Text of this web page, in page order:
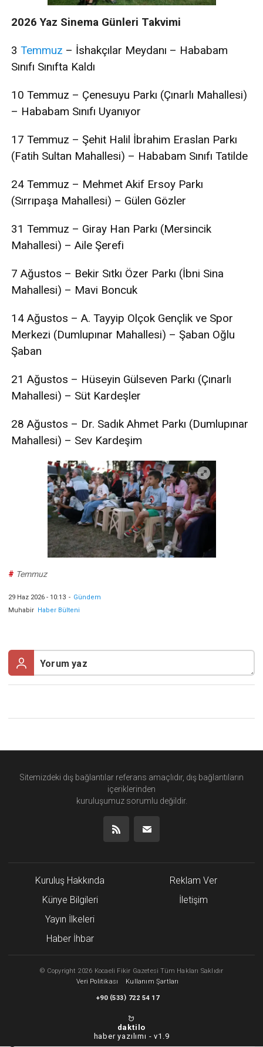
2026 Yaz Sinema Günleri Takvimi
3 Temmuz – İshakçılar Meydanı – Hababam
Sınıfı Sınıfta Kaldı
10 Temmuz – Çenesuyu Parkı (Çınarlı Mahallesi)
– Hababam Sınıfı Uyanıyor
17 Temmuz – Şehit Halil İbrahim Eraslan Parkı
(Fatih Sultan Mahallesi) – Hababam Sınıfı Tatilde
24 Temmuz – Mehmet Akif Ersoy Parkı
(Sırrıpaşa Mahallesi) – Gülen Gözler
31 Temmuz – Giray Han Parkı (Mersincik
Mahallesi) – Aile Şerefi
7 Ağustos – Bekir Sıtkı Özer Parkı (İbni Sina
Mahallesi) – Mavi Boncuk
14 Ağustos – A. Tayyip Olçok Gençlik ve Spor
Merkezi (Dumlupınar Mahallesi) – Şaban Oğlu
Şaban
21 Ağustos – Hüseyin Gülseven Parkı (Çınarlı
Mahallesi) – Süt Kardeşler
28 Ağustos – Dr. Sadık Ahmet Parkı (Dumlupınar
Mahallesi) – Sev Kardeşim
# Temmuz
29 Haz 2026 - 10:13 - Gündem
Muhabir
Haber Bülteni
Sitemizdeki dış bağlantılar referans amaçlıdır, dış bağlantıların
içeriklerinden
kuruluşumuz sorumlu değildir.
Kuruluş Hakkında
Künye Bilgileri
Yayın İlkeleri
Haber İhbar
Reklam Ver
İletişim
© Copyright 2026 Kocaeli Fikir Gazetesi Tüm Hakları Saklıdır
Veri Politikası
Kullanım Şartları
+90 (533) 722 54 17
daktilo
haber yazılımı -v1.9